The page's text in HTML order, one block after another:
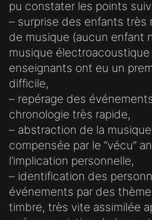
pu constater les points
– surprise des enfants très
de musique (aucun enfant
musique électroacoustique
enseignants ont eu un
difficile,
– repérage des
chronologie très rapide,
– abstraction de la
compensée par le “vécu”
l’implication personnelle,
– identification des
événements par des
timbre, très vite assimilée